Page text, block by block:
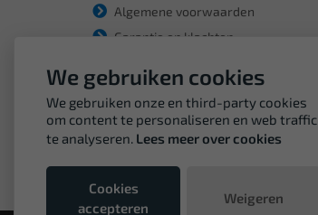
Algemene voorwaarden
Garantie en klachten
We gebruiken cookies
We gebruiken onze en third-party cookies
om content te personaliseren en web traffic
te analyseren. Lees meer over cookies
Cookies
accepteren
Weigeren